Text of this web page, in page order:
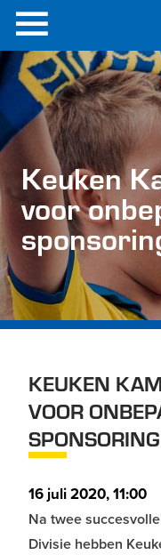
Keuken
voor
KEUKEN
VOOR
16 juli 2020, 11:00
Na twee
Divisie hebben